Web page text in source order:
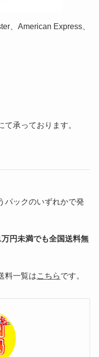
、American Express、
承っております。
パックのいずれかで発
円未満でも全国送料無
料一覧はこちらです。